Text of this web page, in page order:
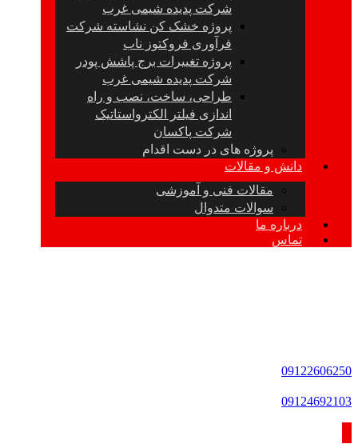
شرکت پدیده شیمی غرب
پروژه خشک کن نشاسته شرکت
فرآوری فروکتوز ناب
پروژه تغییرات برج پاشش پودر
شرکت پدیده شیمی غرب
طراحی، ساخت، نصب و راه
اندازی فیلتر الکترواستاتیک
شرکت پاکسان
پروژه های در دست اقدام
دانش و مقالات
مقالات فنی و آموزشی
سوالات متدوال
درباره ما
تماس
09122606250
09124692103